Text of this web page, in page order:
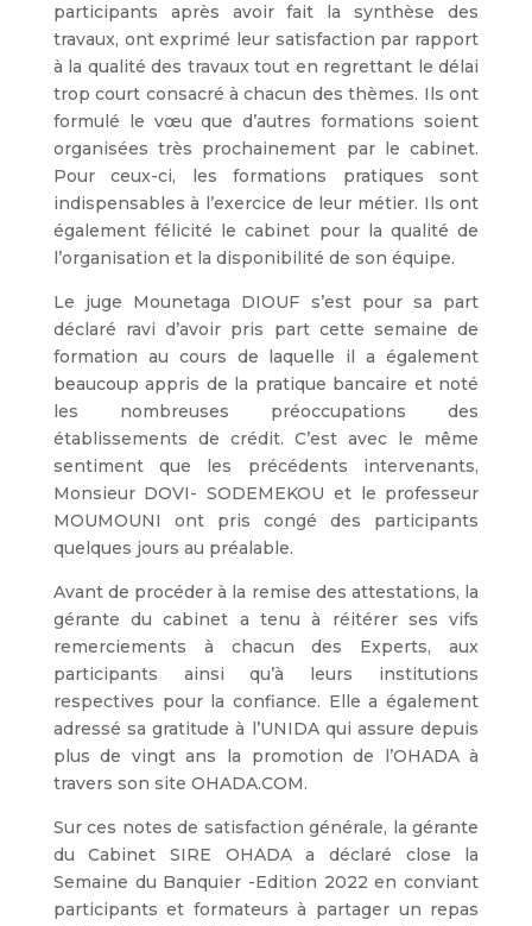
participants après avoir fait la synthèse des
travaux, ont exprimé leur satisfaction par rapport
à la qualité des travaux tout en regrettant le délai
trop court consacré à chacun des thèmes. Ils ont
formulé le vœu que d’autres formations soient
organisées très prochainement par le cabinet.
Pour ceux-ci, les formations pratiques sont
indispensables à l’exercice de leur métier. Ils ont
également félicité le cabinet pour la qualité de
l’organisation et la disponibilité de son équipe.
Le juge Mounetaga DIOUF s’est pour sa part
déclaré ravi d’avoir pris part cette semaine de
formation au cours de laquelle il a également
beaucoup appris de la pratique bancaire et noté
les nombreuses préoccupations des
établissements de crédit. C’est avec le même
sentiment que les précédents intervenants,
Monsieur DOVI- SODEMEKOU et le professeur
MOUMOUNI ont pris congé des participants
quelques jours au préalable.
Avant de procéder à la remise des attestations, la
gérante du cabinet a tenu à réitérer ses vifs
remerciements à chacun des Experts, aux
participants ainsi qu’à leurs institutions
respectives pour la confiance. Elle a également
adressé sa gratitude à l’UNIDA qui assure depuis
plus de vingt ans la promotion de l’OHADA à
travers son site OHADA.COM.
Sur ces notes de satisfaction générale, la gérante
du Cabinet SIRE OHADA a déclaré close la
Semaine du Banquier -Edition 2022 en conviant
participants et formateurs à partager un repas